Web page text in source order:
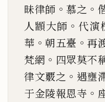
昧律師 。 慕之 。
人顓大師 。 代演
華 。朝五臺 。再
梵網 。 四眾莫不
律文覈之 。 遇壅
于金陵報恩寺 。